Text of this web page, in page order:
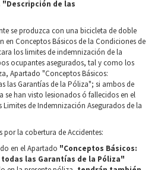
de las
se produzca con una bicicleta de doble
en Conceptos Básicos de la Condiciones de
los limites de indemnización de la
ocupantes asegurados, tal y como los
Apartado "Conceptos Básicos:
las Garantías de la Póliza"; si ambos de
han visto lesionados ó fallecidos en el
de Indemnización Asegurados de la
por la cobertura de Accidentes:
en el Apartado "Conceptos Básicos:
las Garantías de la Póliza"